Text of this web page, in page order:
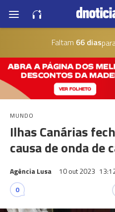
Faltam 66 dias
MUNDO
Ilhas Canárias
causa de onda de
Agência Lusa 10 out 2023
0